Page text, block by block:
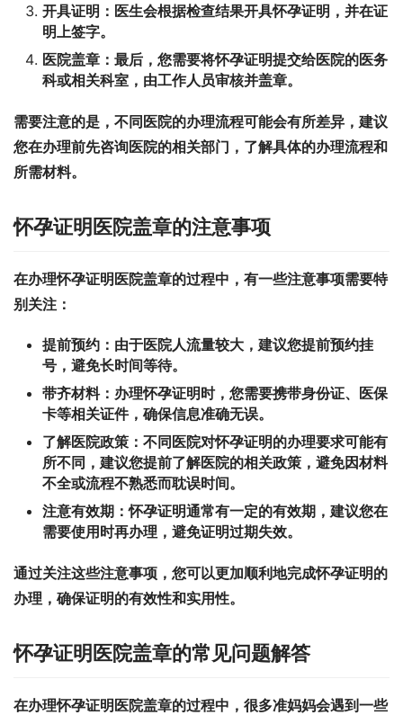
开具证明： 医生会根据检查结果开具怀孕证明，并在证
明上签字。
医院盖章： 最后，您需要将怀孕证明提交给医院的医务
科或相关科室，由工作人员审核并盖章。
需要注意的是，不同医院的办理流程可能会有所差异，建议
您在办理前先咨询医院的相关部门，了解具体的办理流程和
所需材料。
怀孕证明医院盖章的注意事项
在办理怀孕证明医院盖章的过程中，有一些注意事项需要特
别关注：
提前预约： 由于医院人流量较大，建议您提前预约挂
号，避免长时间等待。
带齐材料： 办理怀孕证明时，您需要携带身份证、医保
卡等相关证件，确保信息准确无误。
了解医院政策： 不同医院对怀孕证明的办理要求可能有
所不同，建议您提前了解医院的相关政策，避免因材料
不全或流程不熟悉而耽误时间。
注意有效期：怀孕证明通常有一定的有效期，建议您在
需要使用时再办理，避免证明过期失效。
通过关注这些注意事项，您可以更加顺利地完成怀孕证明的
办理，确保证明的有效性和实用性。
怀孕证明医院盖章的常见问题解答
在办理怀孕证明医院盖章的过程中，很多准妈妈会遇到一些